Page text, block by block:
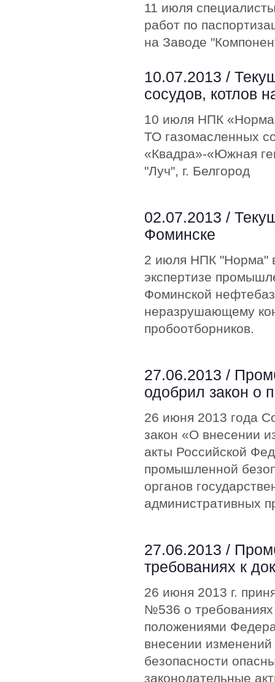
11 июля
работ по
на Заводе
10.07.2013 /
сосудов, котлов
10 июля НПК
ТО газомасленных
«Квадра»-«Южная
"Луч", г. Белгород
02.07.2013 /
Фоминске
2 июля НПК "Норма"
экспертизе
Фоминской
неразрушающему
пробоотборников.
27.06.2013 /
одобрил закон о
26 июня 2013 года
закон «О внесении
акты Российской
промышленной
органов
административных
27.06.2013 /
требованиях к
26 июня 2013 г.
№536 о требованиях
положениями
внесении
безопасности
законодательные